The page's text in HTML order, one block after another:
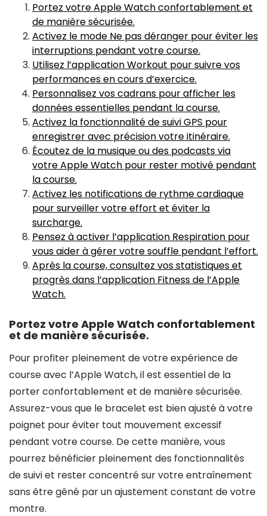
Portez votre Apple Watch confortablement et
de manière sécurisée.
Activez le mode Ne pas déranger pour éviter les
interruptions pendant votre course.
Utilisez l’application Workout pour suivre vos
performances en cours d’exercice.
Personnalisez vos cadrans pour afficher les
données essentielles pendant la course.
Activez la fonctionnalité de suivi GPS pour
enregistrer avec précision votre itinéraire.
Écoutez de la musique ou des podcasts via
votre Apple Watch pour rester motivé pendant
la course.
Activez les notifications de rythme cardiaque
pour surveiller votre effort et éviter la
surcharge.
Pensez à activer l’application Respiration pour
vous aider à gérer votre souffle pendant l’effort.
Après la course, consultez vos statistiques et
progrès dans l’application Fitness de l’Apple
Watch.
Portez votre Apple Watch confortablement
et de manière sécurisée.
Pour profiter pleinement de votre expérience de
course avec l’Apple Watch, il est essentiel de la
porter confortablement et de manière sécurisée.
Assurez-vous que le bracelet est bien ajusté à votre
poignet pour éviter tout mouvement excessif
pendant votre course. De cette manière, vous
pourrez bénéficier pleinement des fonctionnalités
de suivi et rester concentré sur votre entraînement
sans être gêné par un ajustement constant de votre
montre.